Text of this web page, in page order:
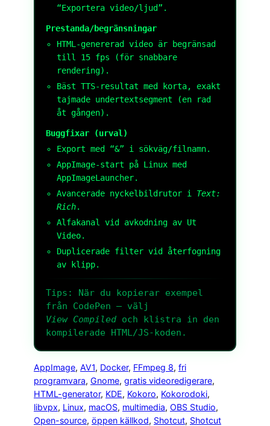
“Exportera video/ljud”.
Prestanda/begränsningar
HTML-genererad video är begränsad
till 15 fps (för snabbare
rendering).
Bäst TTS-resultat med korta, exakt
tajmade undertextsegment (en rad
åt gången).
Buggfixar (urval)
Export med “&” i sökväg/filnamn.
AppImage-start på Linux med
AppImageLauncher.
Avancerade nyckelbildrutor i Text:
Rich.
Alfakanal vid avkodning av Ut
Video.
Duplicerade filter vid återfogning
av klipp.
Tips: När du kopierar exempel
från CodePen – välj
View Compiled och klistra in den
kompilerade HTML/JS-koden.
AppImage, AV1, Docker, FFmpeg 8, fri
programvara, Gnome, gratis videoredigerare
HTML-generator, KDE, Kokoro, Kokorodoki
libvpx, Linux, macOS, multimedia, OBS Studio
Open-source, öppen källkod, Shotcut, Shotcut